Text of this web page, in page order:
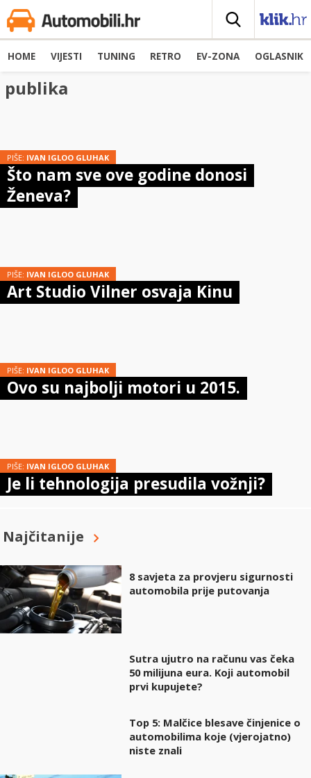
HOME VIJESTI TUNING RETRO EV-ZONA OGLASNIK
publika
PIŠE: IVAN IGLOO GLUHAK
Što nam sve ove godine donosi
Ženeva?
PIŠE: IVAN IGLOO GLUHAK
Art Studio Vilner osvaja Kinu
PIŠE: IVAN IGLOO GLUHAK
Ovo su najbolji motori u 2015.
PIŠE: IVAN IGLOO GLUHAK
Je li tehnologija presudila vožnji?
Najčitanije
8 savjeta za provjeru sigurnosti
automobila prije putovanja
Sutra ujutro na računu vas čeka
50 milijuna eura. Koji automobil
prvi kupujete?
Top 5: Malčice blesave činjenice o
automobilima koje (vjerojatno)
niste znali